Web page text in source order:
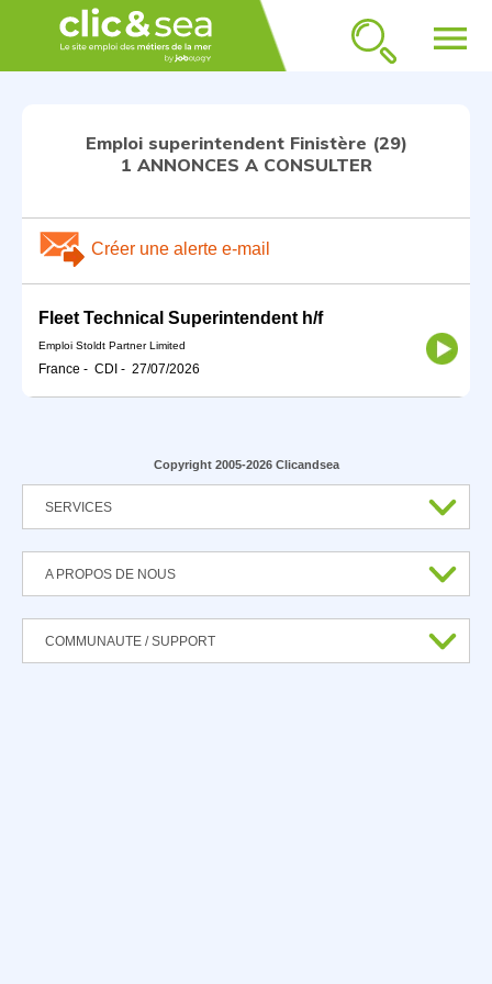
menu
Emploi superintendent Finistère (29)
1 ANNONCES A CONSULTER
Créer une alerte e-mail
Fleet Technical Superintendent h/f
Emploi Stoldt Partner Limited
France - CDI - 27/07/2026
Copyright 2005-2026 Clicandsea
SERVICES
A PROPOS DE NOUS
COMMUNAUTE / SUPPORT